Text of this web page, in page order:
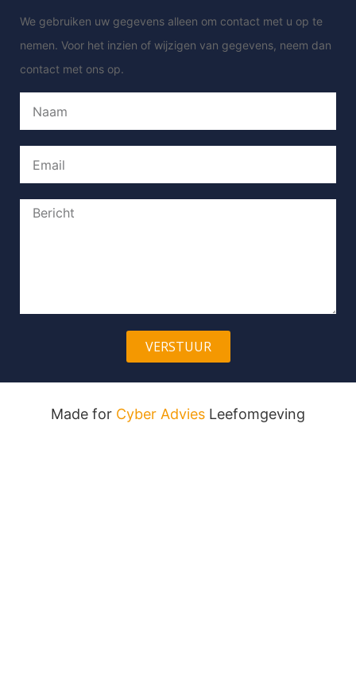
We gebruiken uw gegevens alleen om contact met u op te
nemen. Voor het inzien of wijzigen van gegevens, neem dan
contact met ons op.
VERSTUUR
Made for Cyber Advies Leefomgeving